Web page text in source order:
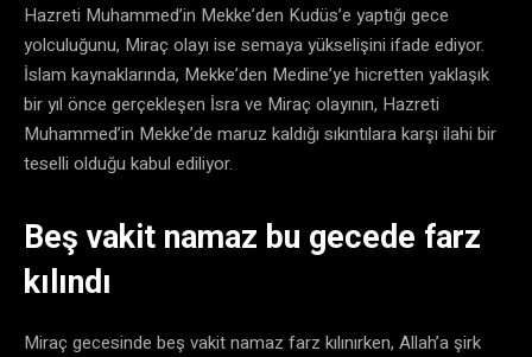
Hazreti Muhammed’in Mekke’den Kudüs’e yaptığı gece
yolculuğunu, Miraç olayı ise semaya yükselişini ifade ediyor.
İslam kaynaklarında, Mekke’den Medine’ye hicretten yaklaşık
bir yıl önce gerçekleşen İsra ve Miraç olayının, Hazreti
Muhammed’in Mekke’de maruz kaldığı sıkıntılara karşı ilahi bir
teselli olduğu kabul ediliyor.
Beş vakit namaz bu gecede farz
kılındı
Miraç gecesinde beş vakit namaz farz kılınırken, Allah’a şirk